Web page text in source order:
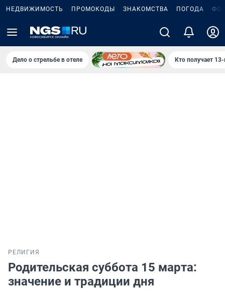
НЕДВИЖИМОСТЬ ПРОМОКОДЫ ЗНАКОМСТВА ПОГОДА
Дело о стрельбе в отеле Кто получает
РЕЛИГИЯ
Родительская суббота 15 марта:
значение и традиции дня